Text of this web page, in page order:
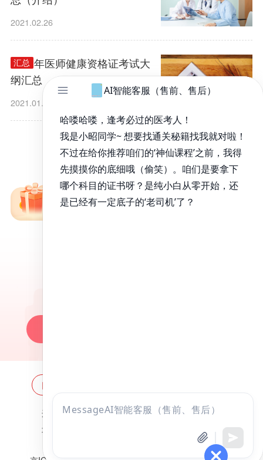
2021.02.26
汇总
2021年医师健康资格证考试大
纲汇总
2021.01.18
1/4
免费备考资料包
网站地图
违法和不良信息举报邮箱：zzjy-fw@yikao88.com
北京市西城区宣武门东河沿街69号正弘大厦208室
北京昭天下教育科技有限公司 版权所有
点击
全部考试 免费试听